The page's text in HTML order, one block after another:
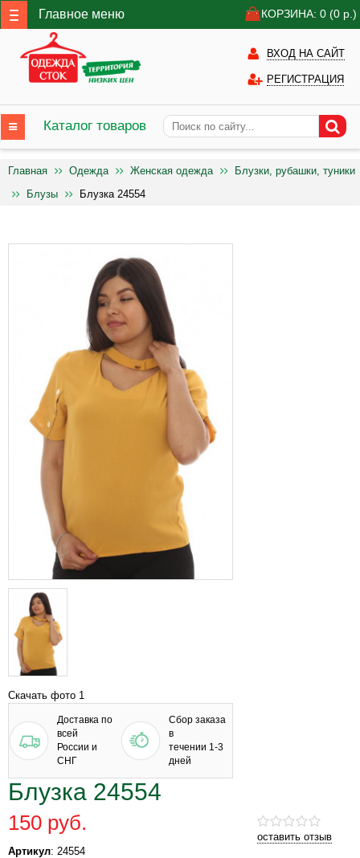
Главное меню КОРЗИНА: 0 (0 р.)
ВХОД НА САЙТ
РЕГИСТРАЦИЯ
Каталог товаров
Главная Одежда Женская одежда
Блузки, рубашки, туники
Блузы
Блузка 24554
Скачать фото 1
Доставка по
всей
России и
СНГ
Сбор заказа
в
течении 1-3
дней
Блузка 24554
оставить отзыв
150 руб.
Артикул: 24554